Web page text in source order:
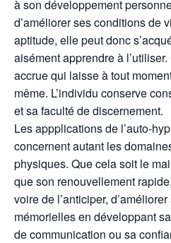
à son développement
d’améliorer ses conditions de
aptitude, elle peut donc
aisément apprendre à
accrue qui laisse à tout
même. L’individu conserve
et sa faculté de discernement.
Les appplications de l’auto-
concernent autant les
physiques. Que cela soit le
que son renouvellement
voire de l’anticiper,
mémorielles en développant
de communication ou sa